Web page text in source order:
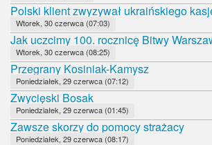
Polski klient zwyzywał ukraińskiego
Wtorek, 30 czerwca (07:03)
Jak uczcimy 100. rocznicę Bitwy
Wtorek, 30 czerwca (08:25)
Przegrany Kosiniak-Kamysz
Poniedziałek, 29 czerwca (07:12)
Zwycięski Bosak
Poniedziałek, 29 czerwca (01:45)
Zawsze skorzy do pomocy strażacy
Poniedziałek, 29 czerwca (08:17)